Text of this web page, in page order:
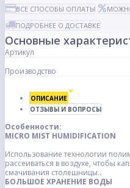
ВСЕ СПОСОБЫ ОПЛАТЫ
ПОДРОБНЕЕ О ДОСТАВКЕ
Основные
Артикул
Производство
ОПИСАНИЕ
ОТЗЫВЫ И ВОПРОСЫ
Особенности:
MICRO MIST HUMIDIFICATION
Использование технологии
рассеиваться в воздухе, чтобы
смачивания столешницы..
БОЛЬШОЕ ХРАНЕНИЕ ВОДЫ